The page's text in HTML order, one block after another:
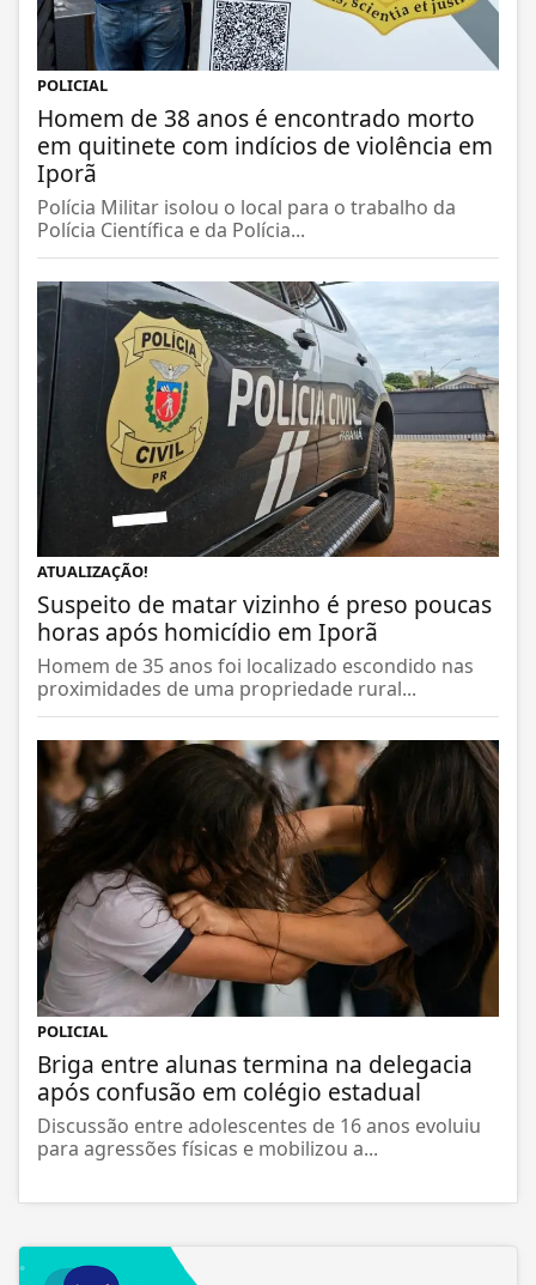
POLICIAL
Homem de 38 anos é encontrado morto
em quitinete com indícios de violência em
Iporã
Polícia Militar isolou o local para o trabalho da
Polícia Científica e da Polícia...
ATUALIZAÇÃO!
Suspeito de matar vizinho é preso poucas
horas após homicídio em Iporã
Homem de 35 anos foi localizado escondido nas
proximidades de uma propriedade rural...
POLICIAL
Briga entre alunas termina na delegacia
após confusão em colégio estadual
Discussão entre adolescentes de 16 anos evoluiu
para agressões físicas e mobilizou a...